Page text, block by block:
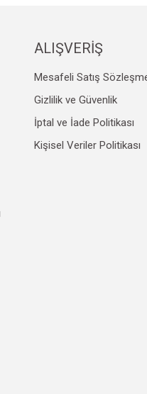
ALIŞVERİŞ
Mesafeli Satış
Gizlilik ve Güvenlik
İptal ve İade Politikası
Kişisel Veriler Politikası